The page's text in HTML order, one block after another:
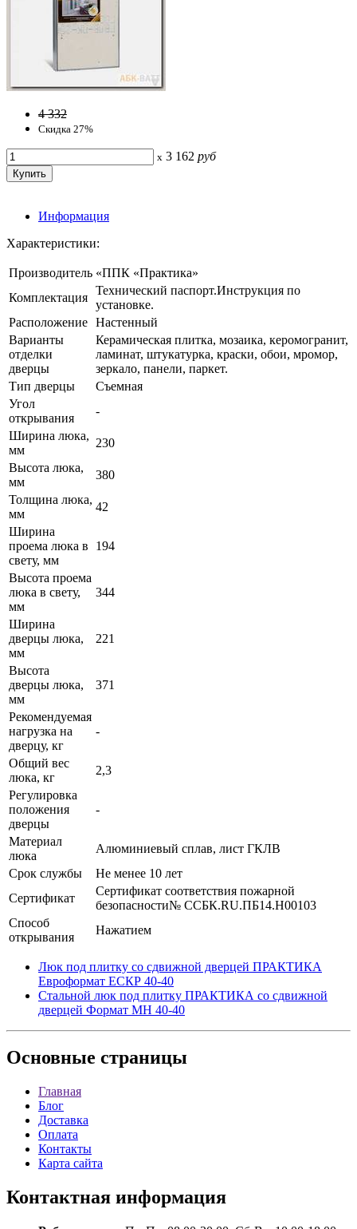
4 332
Скидка 27%
x 3 162 руб
Информация
Характеристики:
Производитель «ППК «Практика»
Комплектация
Технический паспорт.Инструкция по
установке.
Расположение Настенный
Варианты
отделки
дверцы
Керамическая плитка, мозаика, керомогранит,
ламинат, штукатурка, краски, обои, мромор,
зеркало, панели, паркет.
Тип дверцы
Съемная
Угол
открывания
-
Ширина люка,
мм
230
Высота люка,
мм
380
Толщина люка,
мм
42
Ширина
проема люка в
свету, мм
194
Высота проема
люка в свету,
мм
344
Ширина
дверцы люка,
мм
221
Высота
дверцы люка,
мм
371
Рекомендуемая
нагрузка на
дверцу, кг
-
Общий вес
люка, кг
2,3
Регулировка
положения
дверцы
-
Материал
люка
Алюминиевый сплав, лист ГКЛВ
Срок службы
Не менее 10 лет
Сертификат
Сертификат соответствия пожарной
безопасности№ ССБК.RU.ПБ14.Н00103
Способ
открывания
Нажатием
Люк под плитку со сдвижной дверцей ПРАКТИКА
Евроформат ЕСКР 40-40
Стальной люк под плитку ПРАКТИКА со сдвижной
дверцей Формат МН 40-40
Основные страницы
Главная
Блог
Доставка
Оплата
Контакты
Карта сайта
Контактная информация